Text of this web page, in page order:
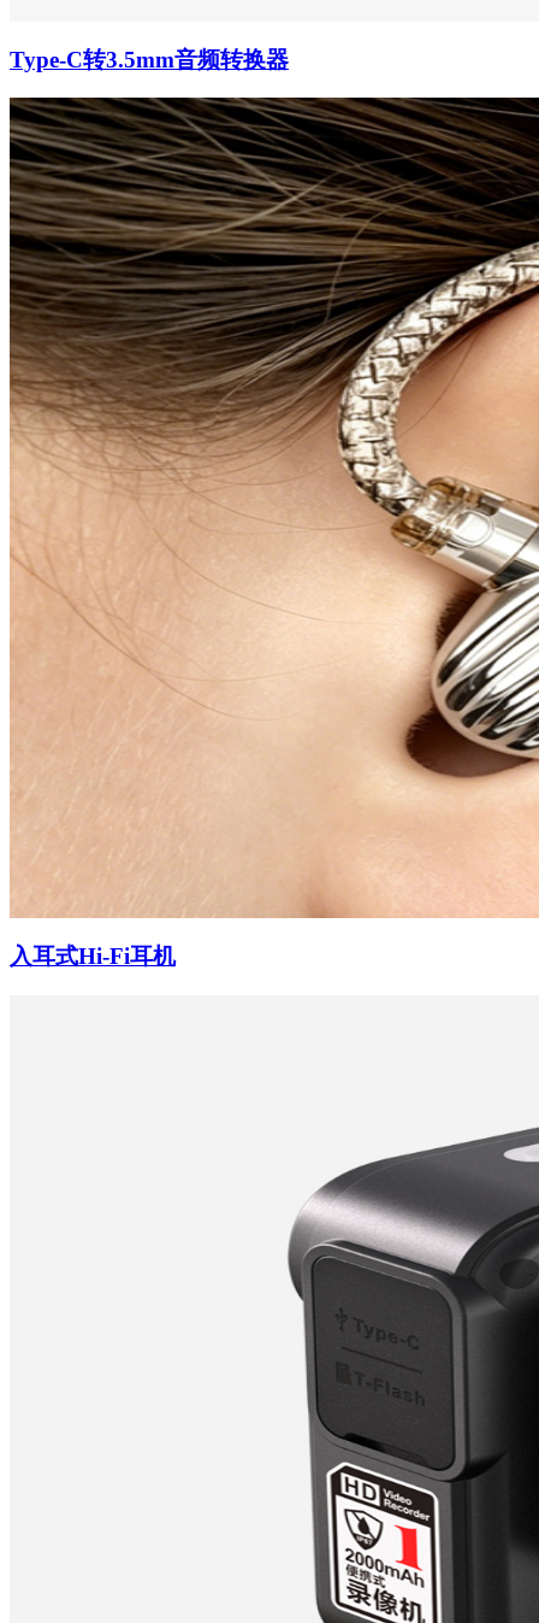
Type-C转3.5mm音频转换器
入耳式Hi-Fi耳机